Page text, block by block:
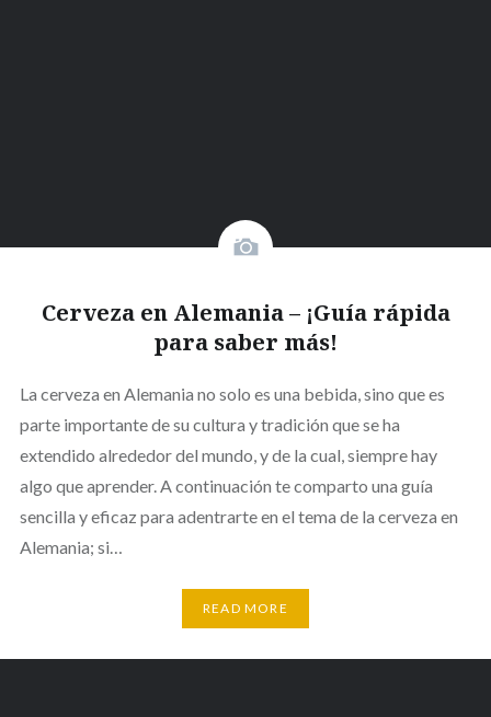
Cerveza en Alemania – ¡Guía rápida
para saber más!
La cerveza en Alemania no solo es una bebida, sino que es
parte importante de su cultura y tradición que se ha
extendido alrededor del mundo, y de la cual, siempre hay
algo que aprender. A continuación te comparto una guía
sencilla y eficaz para adentrarte en el tema de la cerveza en
Alemania; si…
READ MORE